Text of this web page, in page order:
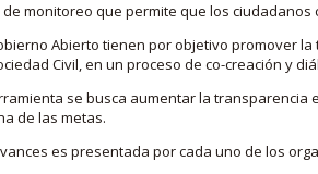
monitoreo que permite que los
Abierto tienen por objetivo promover
Civil, en un proceso de co-creación y
se busca aumentar la transparencia
de las metas.
es presentada por cada uno de los